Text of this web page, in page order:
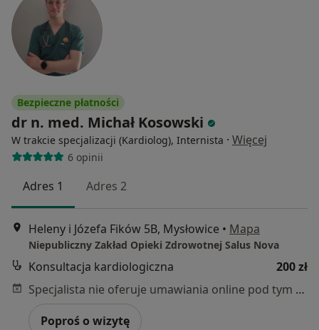
Bezpieczne płatności
dr n. med. Michał Kosowski
W trakcie specjalizacji (Kardiolog), Internista · Więcej
6 opinii
Adres 1 Adres 2
Heleny i Józefa Fików 5B, Mysłowice • Mapa
Niepubliczny Zakład Opieki Zdrowotnej Salus Nova
Konsultacja kardiologiczna
200 zł
Specjalista nie oferuje umawiania online pod tym adresem.
Poproś o wizytę